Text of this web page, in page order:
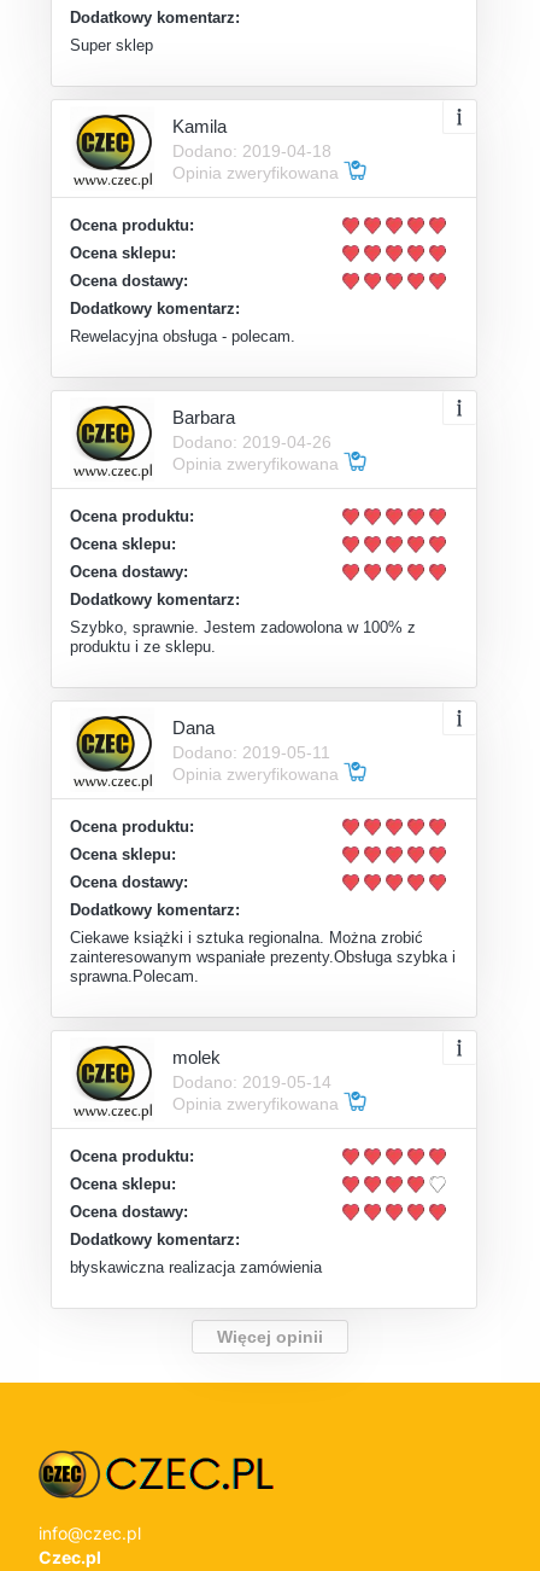
Dodatkowy komentarz:
Super sklep
Kamila
Dodano: 2019-04-18
Opinia zweryfikowana
Ocena produktu:
Ocena sklepu:
Ocena dostawy:
Dodatkowy komentarz:
Rewelacyjna obsługa - polecam.
Barbara
Dodano: 2019-04-26
Opinia zweryfikowana
Ocena produktu:
Ocena sklepu:
Ocena dostawy:
Dodatkowy komentarz:
Szybko, sprawnie. Jestem zadowolona w 100% z
produktu i ze sklepu.
Dana
Dodano: 2019-05-11
Opinia zweryfikowana
Ocena produktu:
Ocena sklepu:
Ocena dostawy:
Dodatkowy komentarz:
Ciekawe książki i sztuka regionalna. Można zrobić
zainteresowanym wspaniałe prezenty.Obsługa szybka i
sprawna.Polecam.
molek
Dodano: 2019-05-14
Opinia zweryfikowana
Ocena produktu:
Ocena sklepu:
Ocena dostawy:
Dodatkowy komentarz:
błyskawiczna realizacja zamówienia
Więcej opinii
info@czec.pl
Czec.pl